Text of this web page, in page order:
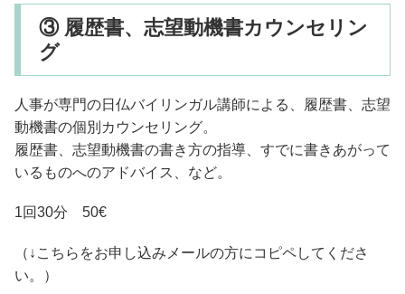
③ 履歴書、志望動機書カウンセリン
グ
人事が専門の日仏バイリンガル講師による、履歴書、志望
動機書の個別カウンセリング。
履歴書、志望動機書の書き方の指導、すでに書きあがって
いるものへのアドバイス、など。
1回30分 50€
（↓こちらをお申し込みメールの方にコピペしてくださ
い。）